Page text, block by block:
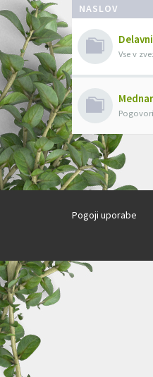
NASLOV
Vse v
Pogoji uporabe